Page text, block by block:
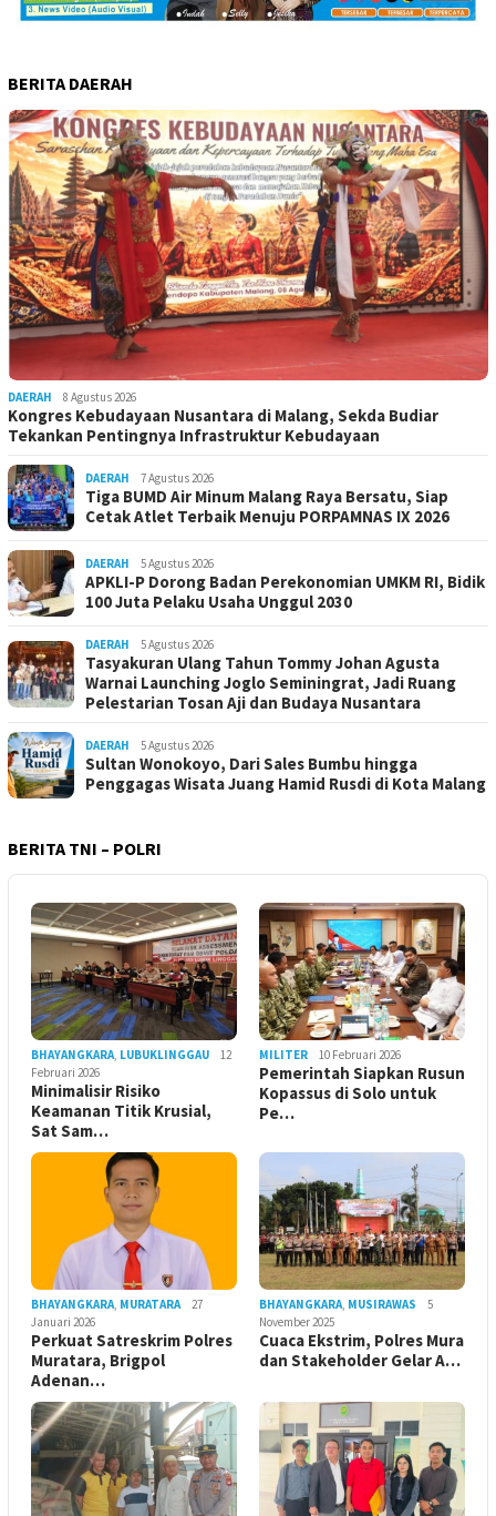
BERITA DAERAH
DAERAH 8 Agustus 2026
Kongres Kebudayaan Nusantara di Malang, Sekda Budiar
Tekankan Pentingnya Infrastruktur Kebudayaan
DAERAH 7 Agustus 2026
Tiga BUMD Air Minum Malang Raya Bersatu, Siap
Cetak Atlet Terbaik Menuju PORPAMNAS IX 2026
DAERAH 5 Agustus 2026
APKLI-P Dorong Badan Perekonomian UMKM RI, Bidik
100 Juta Pelaku Usaha Unggul 2030
DAERAH 5 Agustus 2026
Tasyakuran Ulang Tahun Tommy Johan Agusta
Warnai Launching Joglo Seminingrat, Jadi Ruang
Pelestarian Tosan Aji dan Budaya Nusantara
DAERAH 5 Agustus 2026
Sultan Wonokoyo, Dari Sales Bumbu hingga
Penggagas Wisata Juang Hamid Rusdi di Kota Malang
BERITA TNI – POLRI
BHAYANGKARA, LUBUKLINGGAU
12
Februari 2026
Minimalisir Risiko
Keamanan Titik Krusial,
Sat Sam…
MILITER 10 Februari 2026
Pemerintah Siapkan Rusun
Kopassus di Solo untuk
Pe…
BHAYANGKARA, MURATARA
27
Januari 2026
Perkuat Satreskrim Polres
Muratara, Brigpol
Adenan…
BHAYANGKARA, MUSIRAWAS
5
November 2025
Cuaca Ekstrim, Polres Mura
dan Stakeholder Gelar A…